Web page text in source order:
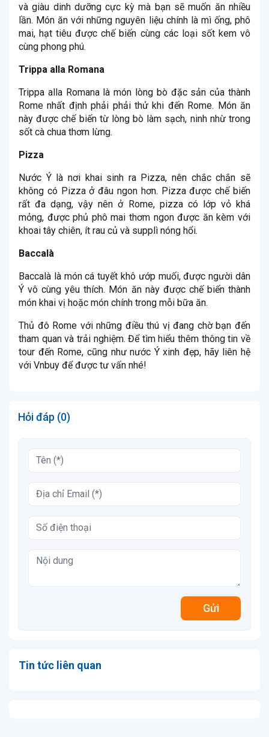
và giàu dinh dưỡng cực kỳ mà bạn sẽ muốn ăn nhiều
lần. Món ăn với những nguyên liệu chính là mì ống, phô
mai, hạt tiêu được chế biến cùng các loại sốt kem vô
cùng phong phú.
Trippa alla Romana
Trippa alla Romana là món lòng bò đặc sản của thành
Rome nhất định phải phải thử khi đến Rome. Món ăn
này được chế biến từ lòng bò làm sạch, ninh nhừ trong
sốt cà chua thơm lừng.
Pizza
Nước Ý là nơi khai sinh ra Pizza, nên chắc chắn sẽ
không có Pizza ở đâu ngon hơn. Pizza được chế biến
rất đa dạng, vậy nên ở Rome, pizza có lớp vỏ khá
mỏng, được phủ phô mai thơm ngon được ăn kèm với
khoai tây chiên, ít rau củ và supplì nóng hổi.
Baccalà
Baccalà là món cá tuyết khô ướp muối, được người dân
Ý vô cùng yêu thích. Món ăn này được chế biến thành
món khai vị hoặc món chính trong mỗi bữa ăn.
Thủ đô Rome với những điều thú vị đang chờ bạn đến
tham quan và trải nghiệm. Để tìm hiểu thêm thông tin về
tour đến Rome, cũng như nước Ý xinh đẹp, hãy liên hệ
với Vnbuy để được tư vấn nhé!
Hỏi đáp (0)
Gửi
Tin tức liên quan